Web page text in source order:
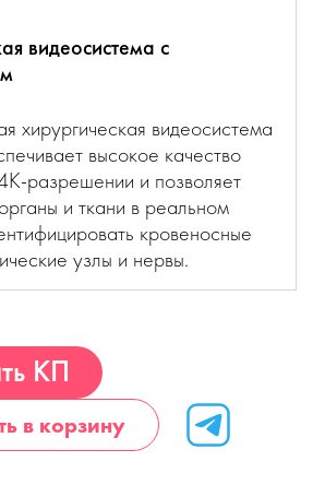
видеосистема с
хирургическая видеосистема
высокое качество
разрешении и позволяет
и ткани в реальном
кровеносные
узлы и нервы.
КП
в корзину